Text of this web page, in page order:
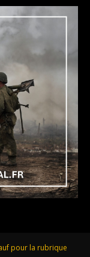
pour la rubrique